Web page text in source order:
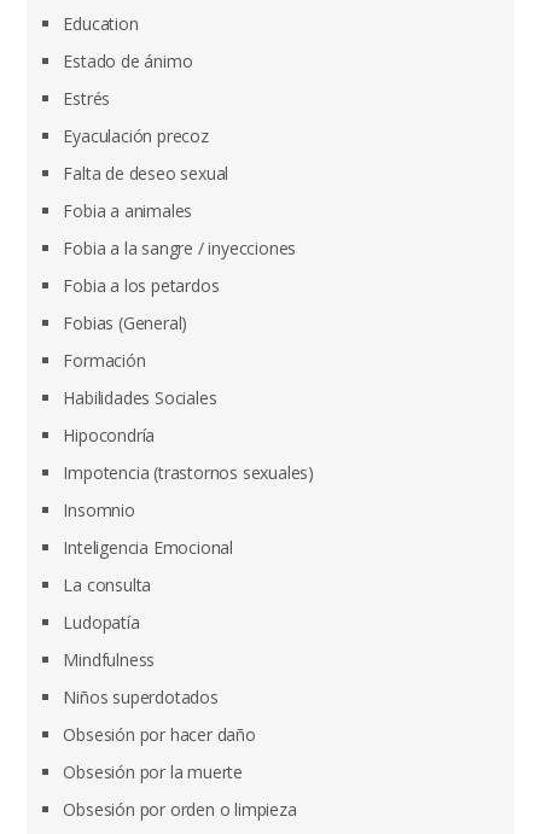
Education
Estado de ánimo
Estrés
Eyaculación precoz
Falta de deseo sexual
Fobia a animales
Fobia a la sangre / inyecciones
Fobia a los petardos
Fobias (General)
Formación
Habilidades Sociales
Hipocondría
Impotencia (trastornos sexuales)
Insomnio
Inteligencia Emocional
La consulta
Ludopatía
Mindfulness
Niños superdotados
Obsesión por hacer daño
Obsesión por la muerte
Obsesión por orden o limpieza